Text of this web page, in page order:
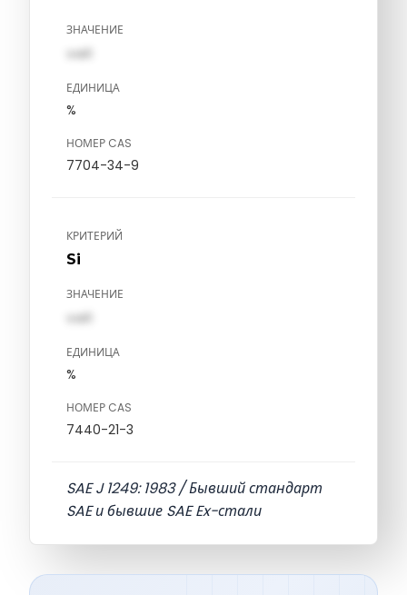
ЗНАЧЕНИЕ
val1
ЕДИНИЦА
%
НОМЕР CAS
7704-34-9
КРИТЕРИЙ
Si
ЗНАЧЕНИЕ
val1
ЕДИНИЦА
%
НОМЕР CAS
7440-21-3
SAE J 1249: 1983 / Бывший стандарт
SAE и бывшие SAE Ex-стали